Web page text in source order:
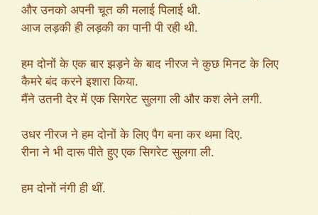
और उनको अपनी चूत की मलाई पिलाई थी.
आज लड़की ही लड़की का पानी पी रही थी.
हम दोनों के एक बार झड़ने के बाद नीरज ने कुछ मिनट के लिए
कैमरे बंद करने इशारा किया.
मैंने उतनी देर में एक सिगरेट सुलगा ली और कश लेने लगी.
उधर नीरज ने हम दोनों के लिए पैग बना कर थमा दिए.
रीना ने भी दारू पीते हुए एक सिगरेट सुलगा ली.
हम दोनों नंगी ही थीं.